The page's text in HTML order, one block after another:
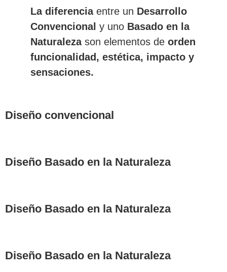
La diferenciaentre un Desarrollo
Convencional y uno Basado en la
Naturalezason elementos de orden
funcionalidad, estética, impacto y
sensaciones.
Diseño convencional
Diseño Basado en la Naturaleza
Diseño Basado en la Naturaleza
Diseño Basado en la Naturaleza